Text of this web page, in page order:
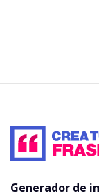
Generador de